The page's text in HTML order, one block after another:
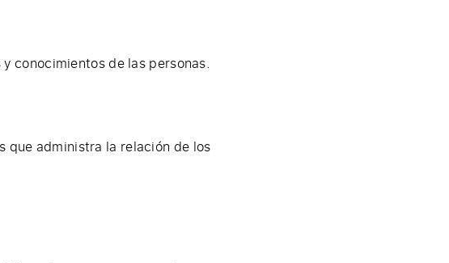
conocimientos de las personas.
que administra la relación de los